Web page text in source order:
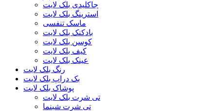
جاکلیدی بلک لایت
استرینگ بلک لایت
ماسک تنفسی
بادکنک بلک لایت
کوسن بلک لایت
کیف بلک لایت
عینک بلک لایت
رنگ بلک لایت
بک دراپ بلک لایت
پوشاک بلک لایت
تی شرت بلک لایت
تی شرت شبنما